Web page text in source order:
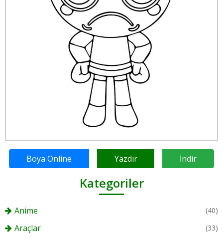
Boya Online Yazdır İndir
Kategoriler
Anime (40)
Araçlar (33)